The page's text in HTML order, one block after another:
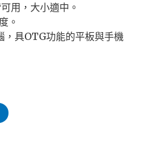
用，大小適中。
。
具OTG功能的平板與手機